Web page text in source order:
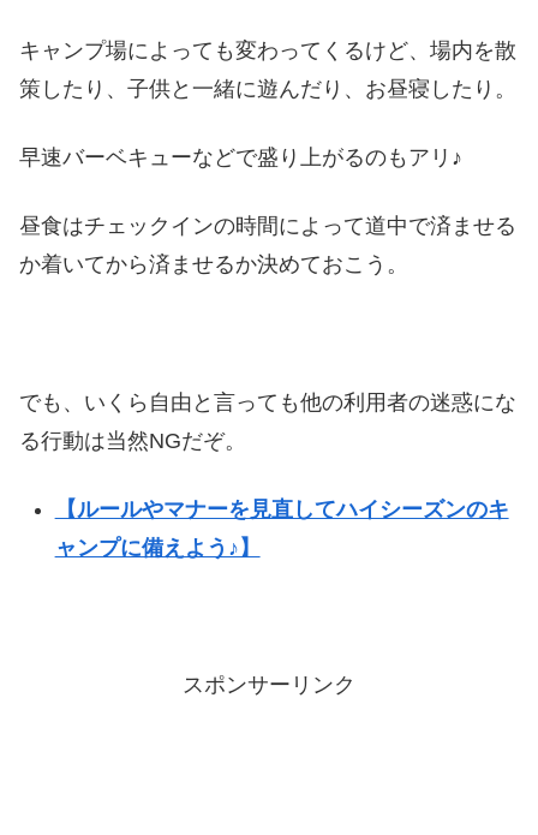
キャンプ場によっても変わってくるけど、場内を散
策したり、子供と一緒に遊んだり、お昼寝したり。
早速バーベキューなどで盛り上がるのもアリ♪
昼食はチェックインの時間によって道中で済ませる
か着いてから済ませるか決めておこう。
でも、いくら自由と言っても他の利用者の迷惑にな
る行動は当然NGだぞ。
【ルールやマナーを見直してハイシーズンのキ
ャンプに備えよう♪】
スポンサーリンク